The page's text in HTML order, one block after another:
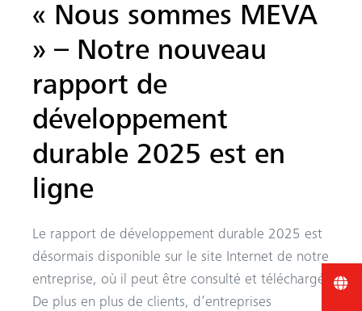
« Nous sommes MEVA
» – Notre nouveau
rapport de
développement
durable 2025 est en
ligne
Le rapport de développement durable 2025 est
désormais disponible sur le site Internet de notre
entreprise, où il peut être consulté et téléchargé.
De plus en plus de clients, d’entreprises